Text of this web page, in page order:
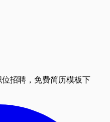
招聘，免费简历模板下